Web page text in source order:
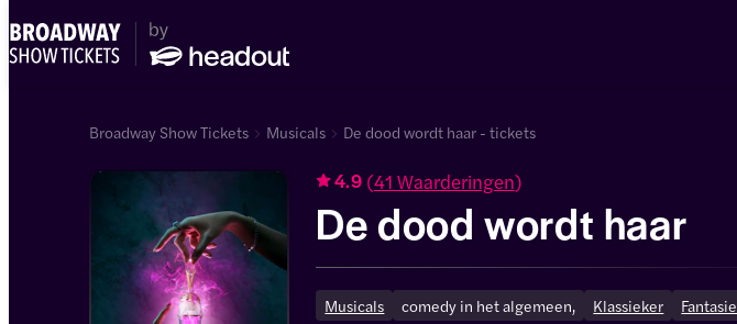
Broadway Show Tickets Musicals De dood wordt haar - tickets
4.9 (41 Waarderingen)
De dood wordt haar
Musicals comedy in het algemeen, Klassieker Fantasie